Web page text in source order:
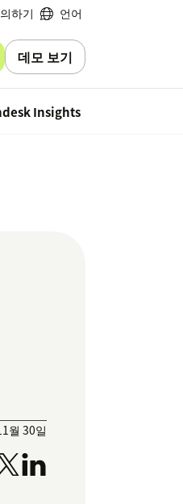
하기 언어
데모 보기
Insights
월 30일